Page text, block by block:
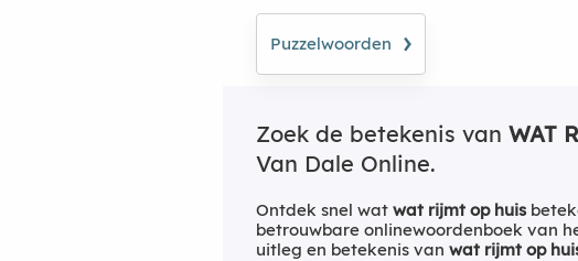
Puzzelwoorden ›
Zoek de betekenis van WAT
Van Dale Online.
Ontdek snel wat wat rijmt op huis
betrouwbare onlinewoordenboek van
uitleg en betekenis van wat rijmt op